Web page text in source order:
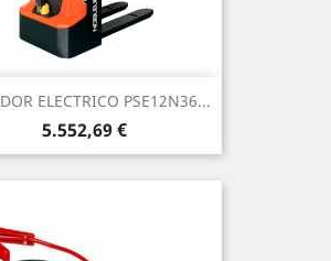
ELECTRICO PSE12N36...
Precio
5.552,69 €